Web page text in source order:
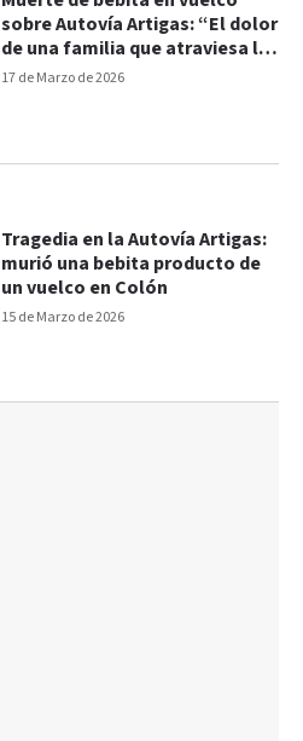
17 de Marzo de 2026
sobre Autovía Artigas: “El dolor
de una familia que atraviesa la
piel”
15 de Marzo de 2026
Tragedia en la Autovía Artigas:
murió una bebita producto de
un vuelco en Colón